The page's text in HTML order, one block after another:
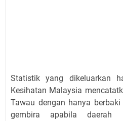
Statistik yang dikeluarkan
Kesihatan Malaysia
Tawau dengan hanya
gembira apabila daerah